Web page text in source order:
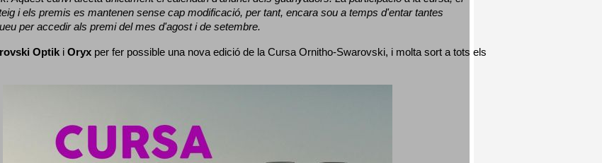
i els premis es mantenen sense cap modificació, per tant, encara sou a temps d'entar tantes
per accedir als premi del mes d'agost i de setembre.
Optik i Oryx per fer possible una nova edició de la Cursa Ornitho-Swarovski, i molta sort a tots els